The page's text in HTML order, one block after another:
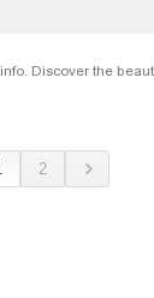
Discover the
2